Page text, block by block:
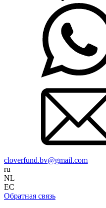
cloverfund.bv@gmail.com
ru
NL
EC
Обратная связь